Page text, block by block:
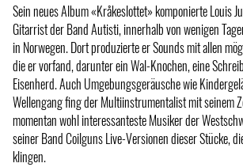
Sein neues Album «Kråkeslottet» komponierte Louis
Gitarrist der Band Autisti, innerhalb von wenigen
in Norwegen. Dort produzierte er Sounds mit allen
die er vorfand, darunter ein Wal-Knochen, eine
Eisenherd. Auch Umgebungsgeräusche wie
Wellengang fing der Multiinstrumentalist mit seinem
momentan wohl interessanteste Musiker der
seiner Band Coilguns Live-Versionen dieser Stücke,
klingen.